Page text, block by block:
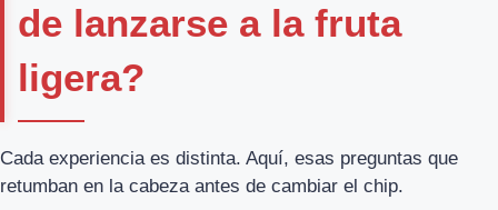
de lanzarse a la fruta
ligera?
Cada experiencia es distinta. Aquí, esas preguntas que
retumban en la cabeza antes de cambiar el chip.